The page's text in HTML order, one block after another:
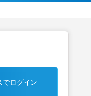
でログイン